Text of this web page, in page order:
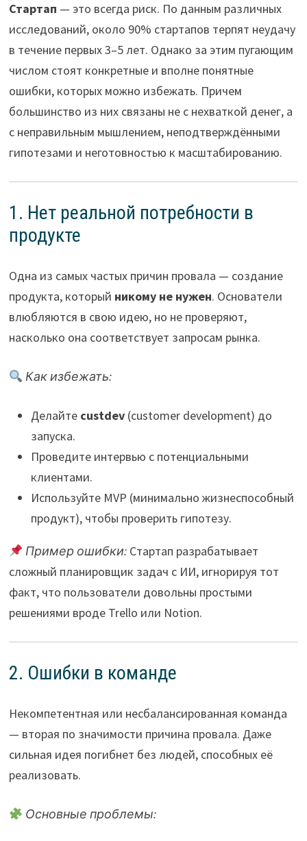
Стартап — это всегда риск. По данным различных
исследований, около 90% стартапов терпят неудачу
в течение первых 3–5 лет. Однако за этим пугающим
числом стоят конкретные и вполне понятные
ошибки, которых можно избежать. Причем
большинство из них связаны не с нехваткой денег, а
с неправильным мышлением, неподтверждёнными
гипотезами и неготовностью к масштабированию.
1. Нет реальной потребности в
продукте
Одна из самых частых причин провала — создание
продукта, который никому не нужен. Основатели
влюбляются в свою идею, но не проверяют,
насколько она соответствует запросам рынка.
Как избежать:
Делайте custdev(customer development) до
запуска.
Проведите интервью с потенциальными
клиентами.
Используйте MVP (минимально жизнеспособный
продукт), чтобы проверить гипотезу.
Пример ошибки: Стартап разрабатывает
сложный планировщик задач с ИИ, игнорируя тот
факт, что пользователи довольны простыми
решениями вроде Trello или Notion.
2. Ошибки в команде
Некомпетентная или несбалансированная команда
— вторая по значимости причина провала. Даже
сильная идея погибнет без людей, способных её
реализовать.
Основные проблемы: